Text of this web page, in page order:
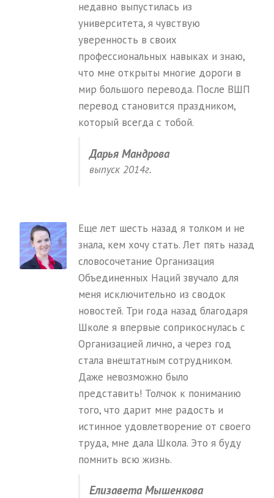
недавно выпустилась из
университета, я чувствую
уверенность в своих
профессиональных навыках и знаю,
что мне открыты многие дороги в
мир большого перевода. После ВШП
перевод становится праздником,
который всегда с тобой.
Дарья Мандрова
выпуск 2014г.
Еще лет шесть назад я толком и не
знала, кем хочу стать. Лет пять назад
словосочетание Организация
Объединенных Наций звучало для
меня исключительно из сводок
новостей. Три года назад благодаря
Школе я впервые соприкоснулась с
Организацией лично, а через год
стала внештатным сотрудником.
Даже невозможно было
представить! Толчок к пониманию
того, что дарит мне радость и
истинное удовлетворение от своего
труда, мне дала Школа. Это я буду
помнить всю жизнь.
Елизавета Мышенкова